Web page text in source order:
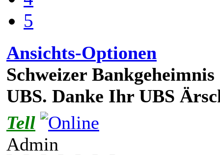
5
Ansichts-Optionen
Schweizer
UBS. Danke Ihr UBS
Tell
Admin